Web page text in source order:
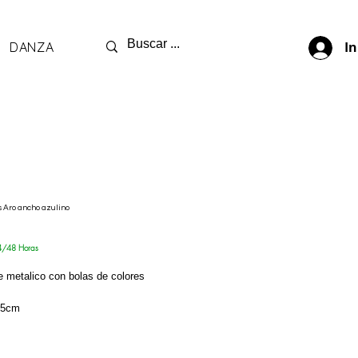
DANZA
Aro ancho azulino
48 Horas
metalico con bolas de colores